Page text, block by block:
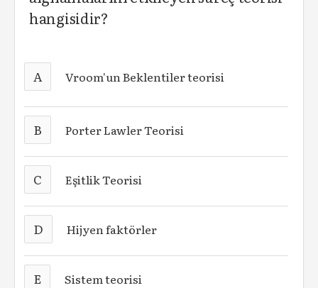
hangisidir?
A Vroom'un Beklentiler teorisi
B Porter Lawler Teorisi
C Eşitlik Teorisi
D Hijyen faktörler
E Sistem teorisi